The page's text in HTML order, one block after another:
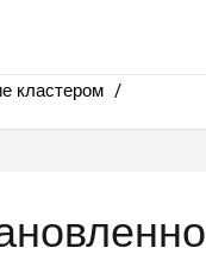
кластером